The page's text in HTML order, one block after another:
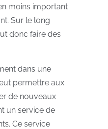
moins important
Sur le long
donc faire des
dans une
permettre aux
de nouveaux
un service de
Ce service